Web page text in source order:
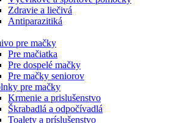
Zdravie a liečivá
Antiparazitiká
pre mačky
Pre mačiatka
Pre dospelé mačky
Pre mačky seniorov
pre mačky
Krmenie a prislušenstvo
Škrabadlá a odpočívadlá
Toalety а príslušenstvo